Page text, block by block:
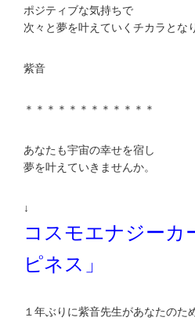
ポジティブな気持ちで
次々と夢を叶えていくチカラとな
紫音
＊＊＊＊＊＊＊＊＊＊＊＊
あなたも宇宙の幸せを宿し
夢を叶えていきませんか。
↓
コスモエナジーカ
ピネス」
１年ぶりに紫音先生があなたのた